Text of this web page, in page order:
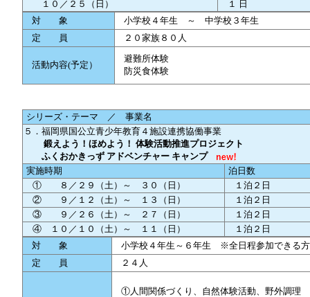
１０／２５（日）
１ 日
対 象
小学校４年生 ～ 中学校３年生
定 員
２０家族８０人
活動内容(予定）
避難所体験
防災食体験
シリーズ・テーマ ／ 事業名
５．福岡県国公立青少年教育４施設連携協働事業
鍛えよう！ほめよう！ 体験活動推進プロジェクト
ふくおかきっず アドベンチャー キャンプ
実施時期
泊日数
① ８／２９（土）～ ３０（日）
１泊２日
② ９／１２（土）～ １３（日）
１泊２日
③ ９／２６（土）～ ２７（日）
１泊２日
④ １０／１０（土）～ １１（日）
１泊２日
対 象
小学校４年生～６年生 ※全日程参加できる方
定 員
２４人
①人間関係づくり、自然体験活動、野外調理